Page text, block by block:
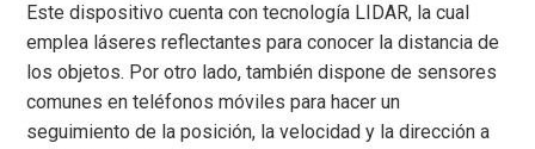
Este dispositivo cuenta con tecnología LIDAR, la cual
emplea láseres reflectantes para conocer la distancia de
los objetos. Por otro lado, también dispone de sensores
comunes en teléfonos móviles para hacer un
seguimiento de la posición, la velocidad y la dirección a